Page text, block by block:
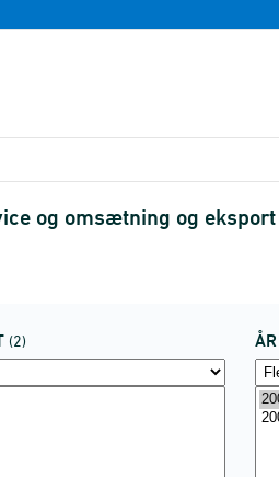
og omsætning og eksport
(2) ÅR